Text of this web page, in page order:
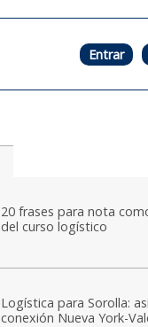
Entrar
20 frases para nota
del curso logístico
Logística para Sorolla:
conexión Nueva York-